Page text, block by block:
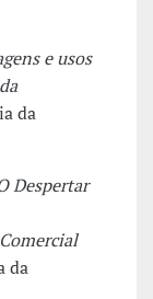
e usos
da
Despertar
da